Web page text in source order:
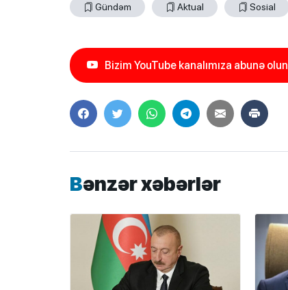
Gündəm Aktual Sosial
Bizim YouTube kanalımıza abunə olun
Bənzər xəbərlər